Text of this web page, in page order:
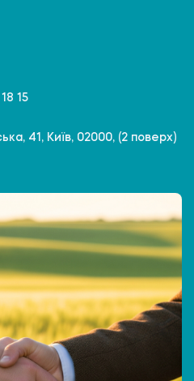
15
41, Київ, 02000, (2 поверх)